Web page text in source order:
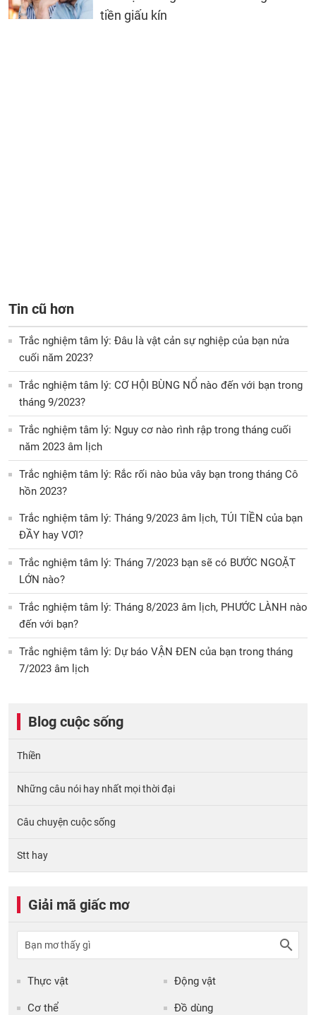
tiền giấu kín
Tin cũ hơn
Trắc nghiệm tâm lý: Đâu là vật cản sự nghiệp của bạn nửa
cuối năm 2023?
Trắc nghiệm tâm lý: CƠ HỘI BÙNG NỔ nào đến với bạn trong
tháng 9/2023?
Trắc nghiệm tâm lý: Nguy cơ nào rình rập trong tháng cuối
năm 2023 âm lịch
Trắc nghiệm tâm lý: Rắc rối nào bủa vây bạn trong tháng Cô
hồn 2023?
Trắc nghiệm tâm lý: Tháng 9/2023 âm lịch, TÚI TIỀN của bạn
ĐẦY hay VƠI?
Trắc nghiệm tâm lý: Tháng 7/2023 bạn sẽ có BƯỚC NGOẶT
LỚN nào?
Trắc nghiệm tâm lý: Tháng 8/2023 âm lịch, PHƯỚC LÀNH nào
đến với bạn?
Trắc nghiệm tâm lý: Dự báo VẬN ĐEN của bạn trong tháng
7/2023 âm lịch
Blog cuộc sống
Thiền
Những câu nói hay nhất mọi thời đại
Câu chuyện cuộc sống
Stt hay
Giải mã giấc mơ
Thực vật Động vật
Cơ thể Đồ dùng